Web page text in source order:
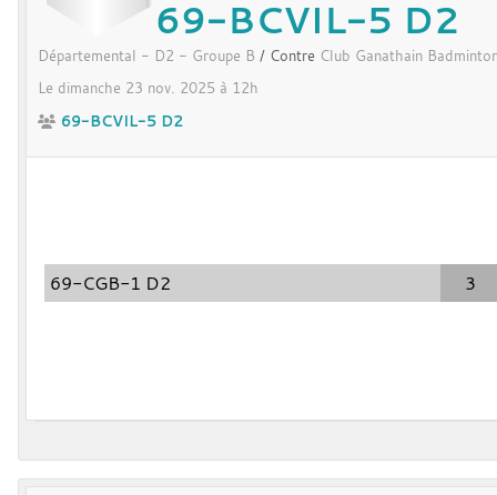
69-BCVIL-5 D2
Départemental - D2 - Groupe B / Contre Club Ganathain
Le dimanche 23 nov. 2025 à 12h
69-BCVIL-5 D2
69-CGB-1 D2 3